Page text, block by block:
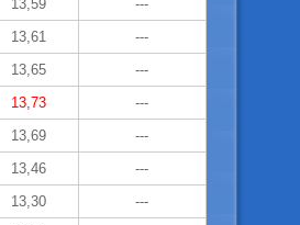
13,59
---
13,61
---
13,65
---
13,73
---
13,69
---
13,46
---
13,30
---